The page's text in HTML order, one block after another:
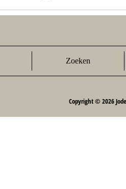
Zoeken
Copyright © 2026